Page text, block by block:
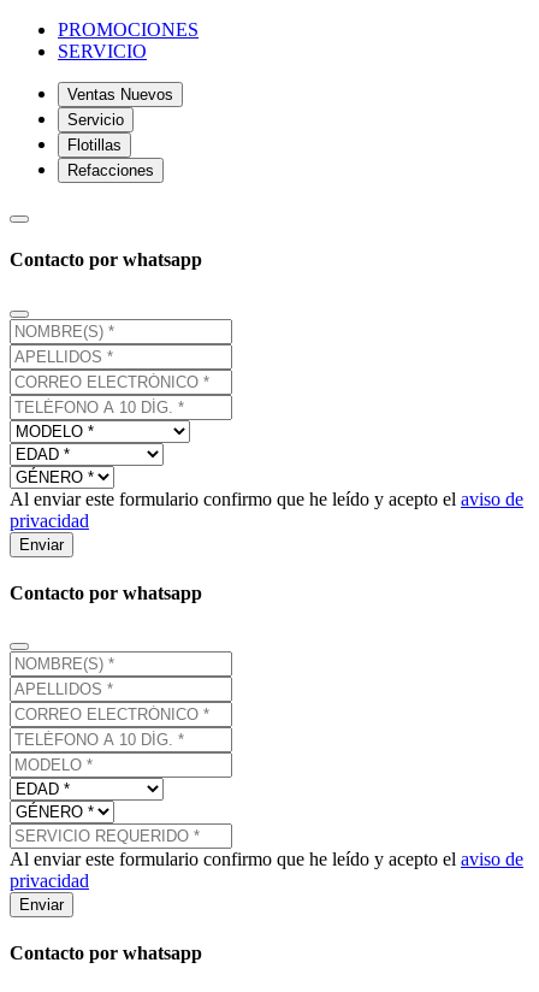
PROMOCIONES
SERVICIO
Ventas Nuevos
Servicio
Flotillas
Refacciones
Contacto por whatsapp
Al enviar este formulario confirmo que he leído y acepto el aviso de
privacidad
Enviar
Contacto por whatsapp
Al enviar este formulario confirmo que he leído y acepto el aviso de
privacidad
Enviar
Contacto por whatsapp